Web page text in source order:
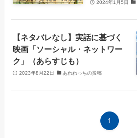
2024年1月5日
【ネタバレなし】実話に基づく
映画「ソーシャル・ネットワー
ク」（あらすじも）
2023年8月22日 あわわっちの投稿
1